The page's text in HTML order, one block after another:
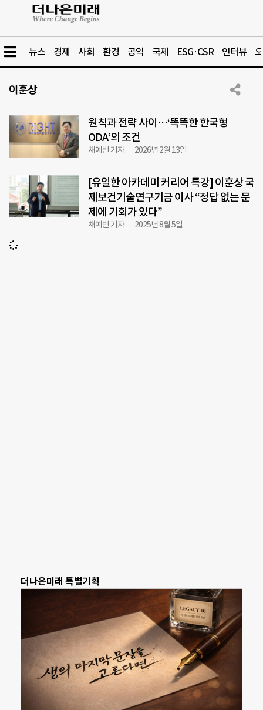
뉴스 경제 사회 환경 공익 국제 ESG·CSR 인터뷰
이훈상
원칙과 전략 사이…‘똑똑한 한국형
ODA’의 조건
채예빈 기자 2026년 2월 13일
[유일한 아카데미 커리어 특강] 이훈상 국
제보건기술연구기금 이사 “정답 없는 문
제에 기회가 있다”
채예빈 기자 2025년 8월 5일
더나은미래 특별기획